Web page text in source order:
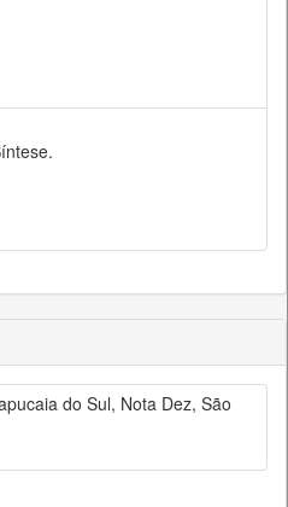
do Sul, Nota Dez, São